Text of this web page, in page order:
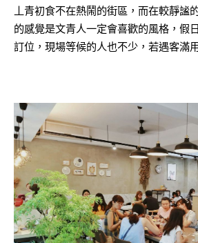
丄青初食不在熱鬧的街區，而在較靜謐
的感覺是文青人一定會喜歡的風格，假
訂位，現場等候的人也不少，若遇客滿